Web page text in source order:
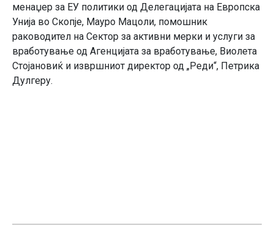
менаџер за ЕУ политики од Делегацијата на Евpoпска
Унија во Скопје, Мауро Мацоли, помошник
раководител на Сектор за активни мерки и услуги за
вработување од Агенцијата за вработување, Виолета
Стојановиќ и извршниот директор од „Реди“, Петрика
Дулгеру.